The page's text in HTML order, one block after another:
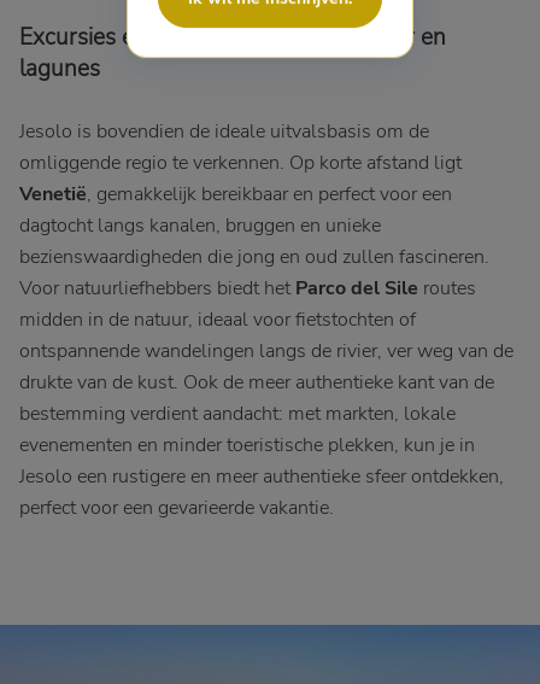
Excursies en omgeving: natuur, cultuur en
lagunes
Jesolo is bovendien de ideale uitvalsbasis om de
omliggende regio te verkennen. Op korte afstand ligt
Venetië, gemakkelijk bereikbaar en perfect voor een
dagtocht langs kanalen, bruggen en unieke
bezienswaardigheden die jong en oud zullen fascineren.
Voor natuurliefhebbers biedt hetParco del Sile routes
midden in de natuur, ideaal voor fietstochten of
ontspannende wandelingen langs de rivier, ver weg van de
drukte van de kust. Ook de meer authentieke kant van de
bestemming verdient aandacht: met markten, lokale
evenementen en minder toeristische plekken, kun je in
Jesolo een rustigere en meer authentieke sfeer ontdekken,
perfect voor een gevarieerde vakantie.